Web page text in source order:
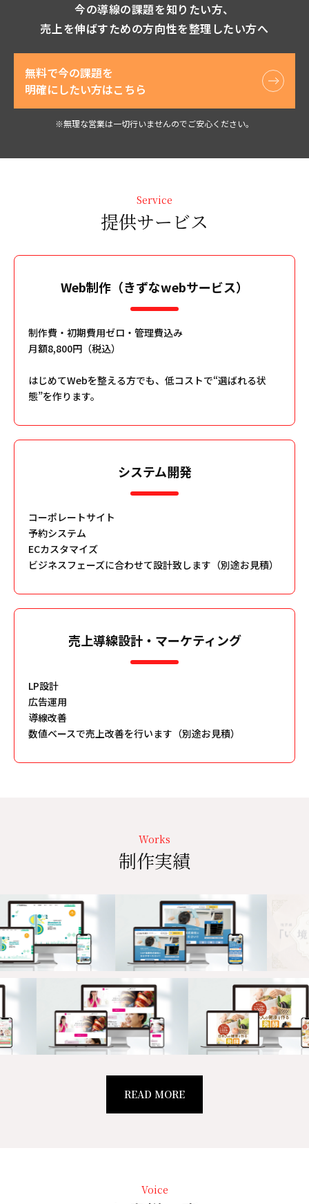
今の導線の課題を知りたい方、
売上を伸ばすための方向性を整理したい方へ
無料で今の課題を
明確にしたい方はこちら
※無理な営業は一切行いませんのでご安心ください。
Service
提供サービス
Web制作（きずなwebサービス）
制作費・初期費用ゼロ・管理費込み
月額8,800円（税込）
はじめてWebを整える方でも、低コストで“選ばれる状
態”を作ります。
システム開発
コーポレートサイト
予約システム
ECカスタマイズ
ビジネスフェーズに合わせて設計致します（別途お見積）
売上導線設計・マーケティング
LP設計
広告運用
導線改善
数値ベースで売上改善を行います（別途お見積）
Works
制作実績
READ MORE
Voice